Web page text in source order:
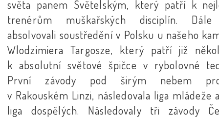
světa panem Světelským, který patří k
trenérům muškařských disciplín.
absolvovali soustředění v Polsku u našeho
Wlodzimiera Targosze, který patří již
k absolutní světové špičce v rybolovné
První závody pod širým nebem
v Rakouském Linzi, následovala liga mládeže
liga dospělých. Následovaly tři závody